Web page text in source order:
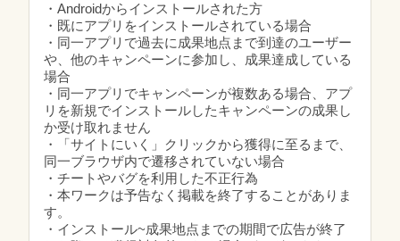
・Androidからインストールされた方
・既にアプリをインストールされている場合
・同一アプリで過去に成果地点まで到達のユーザー
や、他のキャンペーンに参加し、成果達成している
場合
・同一アプリでキャンペーンが複数ある場合、アプ
リを新規でインストールしたキャンペーンの成果し
か受け取れません
・「サイトにいく」クリックから獲得に至るまで、
同一ブラウザ内で遷移されていない場合
・チートやバグを利用した不正行為
・本ワークは予告なく掲載を終了することがありま
す。
・インストール~成果地点までの期間で広告が終了